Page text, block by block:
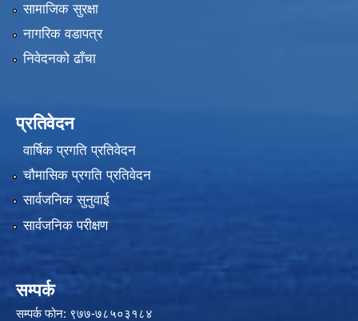
सामाजिक सुरक्षा
नागरिक वडापत्र
निवेदनको ढाँचा
प्रतिवेदन
वार्षिक प्रगति प्रतिवेदन
चौमासिक प्रगति प्रतिवेदन
सार्वजनिक सुनुवाई
सार्वजनिक परीक्षण
सम्पर्क
सम्पर्क फोन: ९७७-७८५०३१८४